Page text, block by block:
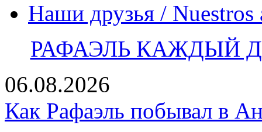
Наши друзья / Nuestros
РАФАЭЛЬ КАЖДЫЙ
06.08.2026
Как Рафаэль побывал в